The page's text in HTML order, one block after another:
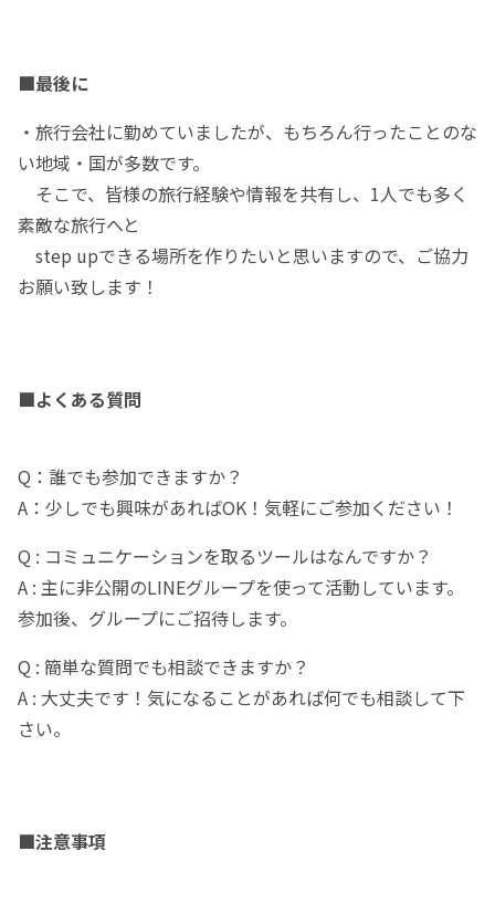
■最後に
・旅行会社に勤めていましたが、もちろん行ったことのな
い地域・国が多数です。
そこで、皆様の旅行経験や情報を共有し、1人でも多く
素敵な旅行へと
step upできる場所を作りたいと思いますので、ご協力
お願い致します！
■よくある質問
Q：誰でも参加できますか？
A：少しでも興味があればOK！気軽にご参加ください！
Q : コミュニケーションを取るツールはなんですか？
A : 主に非公開のLINEグループを使って活動しています。
参加後、グループにご招待します。
Q : 簡単な質問でも相談できますか？
A : 大丈夫です！気になることがあれば何でも相談して下
さい。
■注意事項